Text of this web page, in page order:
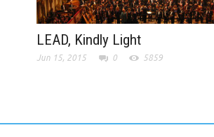
LEAD, Kindly Light
Jun 15, 2015 0 5859